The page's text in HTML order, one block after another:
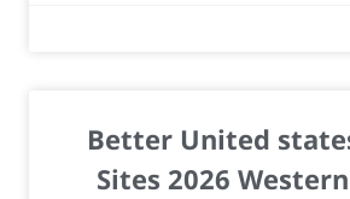
Better United
Sites 2026